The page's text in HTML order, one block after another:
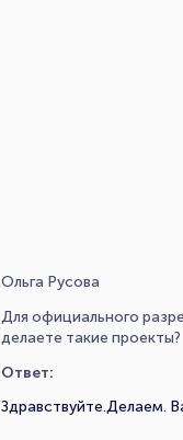
Ольга Русова
Для официального
делаете такие проекты?
Ответ:
Здравствуйте.Делаем.